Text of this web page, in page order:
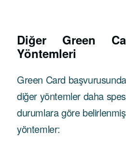
Diğer Green
Yöntemleri
Green Card
diğer yöntemler daha
durumlara göre
yöntemler: